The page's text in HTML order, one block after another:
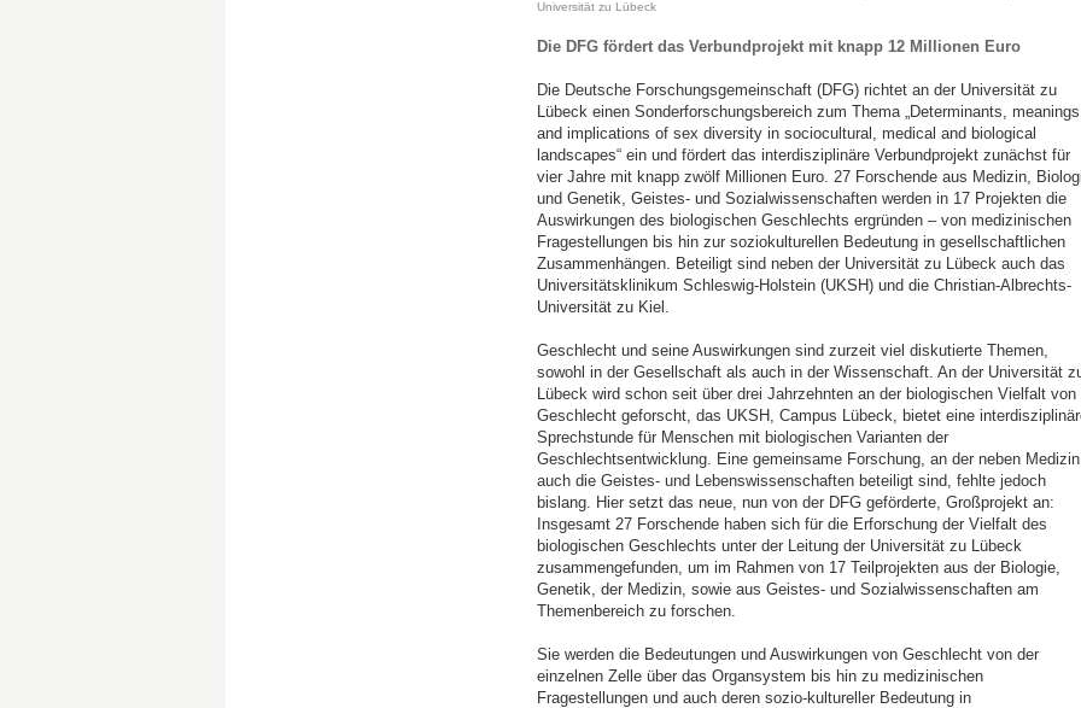
Universität zu Lübeck
Die DFG fördert das Verbundprojekt mit knapp 12 Millionen Euro
Die Deutsche Forschungsgemeinschaft (DFG) richtet an der Universität zu
Lübeck einen Sonderforschungsbereich zum Thema „Determinants, meanings
and implications of sex diversity in sociocultural, medical and biological
landscapes“ ein und fördert das interdisziplinäre Verbundprojekt zunächst für
vier Jahre mit knapp zwölf Millionen Euro. 27 Forschende aus Medizin,
und Genetik, Geistes- und Sozialwissenschaften werden in 17 Projekten die
Auswirkungen des biologischen Geschlechts ergründen – von medizinischen
Fragestellungen bis hin zur soziokulturellen Bedeutung in gesellschaftlichen
Zusammenhängen. Beteiligt sind neben der Universität zu Lübeck auch das
Universitätsklinikum Schleswig-Holstein (UKSH) und die Christian-Albrechts-
Universität zu Kiel.
Geschlecht und seine Auswirkungen sind zurzeit viel diskutierte Themen,
sowohl in der Gesellschaft als auch in der Wissenschaft. An der Universität
Lübeck wird schon seit über drei Jahrzehnten an der biologischen Vielfalt von
Geschlecht geforscht, das UKSH, Campus Lübeck, bietet eine
Sprechstunde für Menschen mit biologischen Varianten der
Geschlechtsentwicklung. Eine gemeinsame Forschung, an der neben Medizin
auch die Geistes- und Lebenswissenschaften beteiligt sind, fehlte jedoch
bislang. Hier setzt das neue, nun von der DFG geförderte, Großprojekt an:
Insgesamt 27 Forschende haben sich für die Erforschung der Vielfalt des
biologischen Geschlechts unter der Leitung der Universität zu Lübeck
zusammengefunden, um im Rahmen von 17 Teilprojekten aus der Biologie,
Genetik, der Medizin, sowie aus Geistes- und Sozialwissenschaften am
Themenbereich zu forschen.
Sie werden die Bedeutungen und Auswirkungen von Geschlecht von der
einzelnen Zelle über das Organsystem bis hin zu medizinischen
Fragestellungen und auch deren sozio-kultureller Bedeutung in